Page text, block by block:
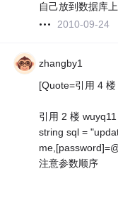
自己放到数据库
2010-09-24
zhangby1
[Quote=引用 4
引用 2 楼
string sql =
注意参数顺序